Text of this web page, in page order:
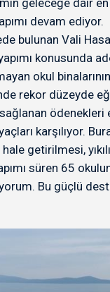
devam ediyor.
bulunan Vali
konusunda
okul
rekor düzeyde
ödenekleri
karşılıyor.
getirilmesi,
süren 65
Bu güçlü